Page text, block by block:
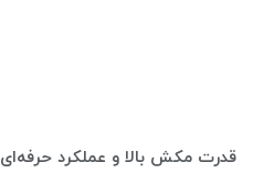
قدرت مکش بالا و عملکرد حرفه‌ای